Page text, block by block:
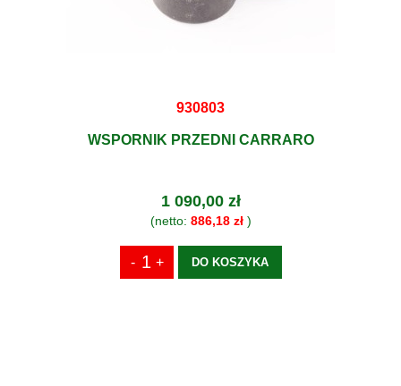
930803
WSPORNIK PRZEDNI CARRARO
1 090,00 zł
(netto: 886,18 zł)
DO KOSZYKA